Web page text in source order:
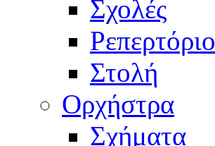
Σχολές
Ρεπερτόριο
Στολή
Ορχήστρα
Σχήματα